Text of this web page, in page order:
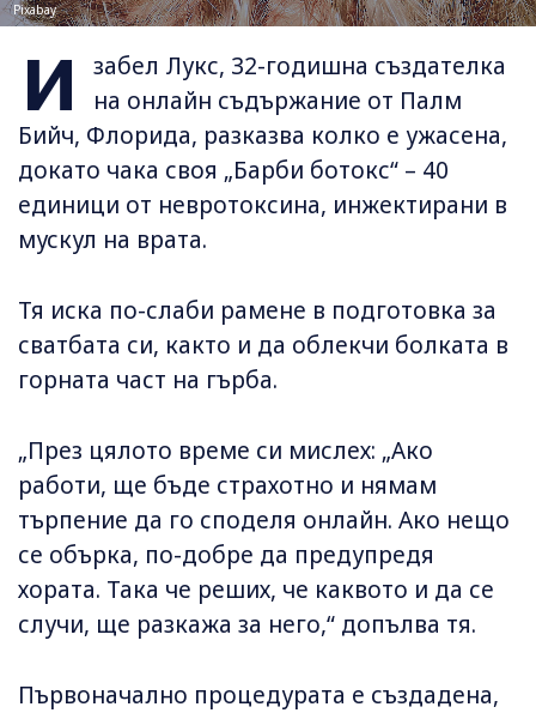
Pixabay
И
забел Лукс, 32-годишна създателка
на онлайн съдържание от Палм
Бийч, Флорида, разказва колко е ужасена,
докато чака своя „Барби ботокс“ – 40
единици от невротоксина, инжектирани в
мускул на врата.
Тя иска по-слаби рамене в подготовка за
сватбата си, както и да облекчи болката в
горната част на гърба.
„През цялото време си мислех: „Ако
работи, ще бъде страхотно и нямам
търпение да го споделя онлайн. Ако нещо
се обърка, по-добре да предупредя
хората. Така че реших, че каквото и да се
случи, ще разкажа за него,“ допълва тя.
Първоначално процедурата е създадена,